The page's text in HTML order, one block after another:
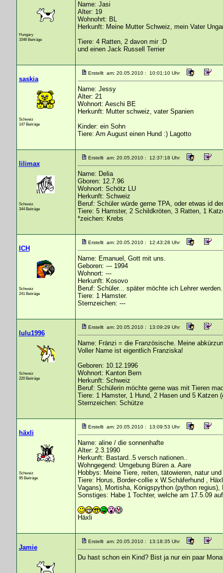
Hungary
1046 Beiträge
Name: Jasi
Alter: 19
Wohnohrt: BL
Herkunft: Meine Mutter Schweiz, mein Vater
Tiere: 4 Ratten, 2 davon mir :D
und einen Jack Russell Terrier
saskia
Schweiz
147 Beiträge
Erstellt am: 20.05.2010 : 10:01:10 Uhr
Name: Jessy
Alter: 21
Wohnort: Aeschi BE
Herkunft: Mutter schweiz, vater Spanien
Kinder: ein Sohn
Tiere: Am August einen Hund :) Lagotto
lilimax
Schweiz
344 Beiträge
Erstellt am: 20.05.2010 : 12:37:18 Uhr
Name: Delia
Gboren: 12.7.96
Wohnort: Schötz LU
Herkunft: Schweiz
Beruf: Schüler würde gerne TPA, oder etwas id
Tiere: 5 Hamster, 2 Schildkröten, 3 Ratten, 1
*zeichen: Krebs
ICH
Schweiz
241 Beiträge
Erstellt am: 20.05.2010 : 12:43:28 Uhr
Name: Emanuel, Gott mit uns.
Geboren: --- 1994
Wohnort: ---
Herkunft: Kosovo
Beruf: Schüler... später möchte ich Lehrer werden.
Tiere: 1 Hamster.
Sternzeichen: ---
lulu1996
Schweiz
220 Beiträge
Erstellt am: 20.05.2010 : 13:09:29 Uhr
Name: Fränzi = die Französische. Meine
Voller Name ist eigentlich Franziska!
Geboren: 10.12.1996
Wohnort: Kanton Bern
Herkunft: Schweiz
Beruf: Schülerin möchte gerne was mit Tieren
Tiere: 1 Hamster, 1 Hund, 2 Hasen und 5 Katzen
Sternzeichen: Schütze
häxli
Schweiz
95 Beiträge
Erstellt am: 20.05.2010 : 13:09:53 Uhr
Name: aline / die sonnenhafte
Alter: 2.3.1990
Herkunft: Bastard..5 versch nationen..
Wohngegend: Umgebung Büren a. Aare
Hobbys: Meine Tiere, reiten, tätowieren, natur
Tiere: Horus, Border-collie x W.Schäferhund ,
Vagans), Mortisha, Königspython (python
Sonstiges: Habe 1 Tochter, welche am 17.5.09
Häxli
Jamie
Erstellt am: 20.05.2010 : 13:18:35 Uhr
Du hast schon ein Kind? Bist ja nur ein paar